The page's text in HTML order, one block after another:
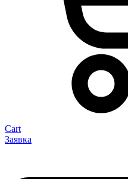
Cart
Заявка